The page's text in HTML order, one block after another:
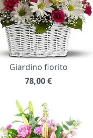
Giardino fiorito
78,00€